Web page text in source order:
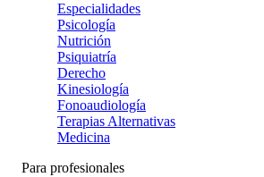
Especialidades
Psicología
Nutrición
Psiquiatría
Derecho
Kinesiología
Fonoaudiología
Terapias Alternativas
Medicina
Para profesionales